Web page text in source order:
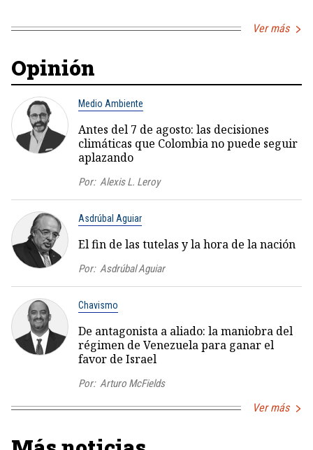
Ver más
Opinión
Medio Ambiente
Antes del 7 de agosto: las decisiones
climáticas que Colombia no puede seguir
aplazando
Por: Alexis L. Leroy
Asdrúbal Aguiar
El fin de las tutelas y la hora de la nación
Por: Asdrúbal Aguiar
Chavismo
De antagonista a aliado: la maniobra del
régimen de Venezuela para ganar el
favor de Israel
Por: Arturo McFields
Ver más